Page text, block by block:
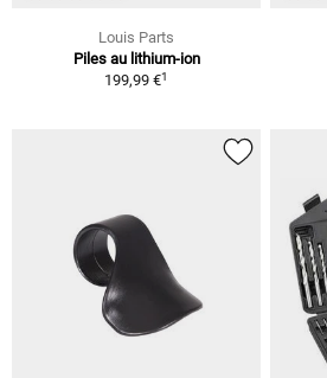
Louis Parts
Piles au lithium-ion
199,99 €1